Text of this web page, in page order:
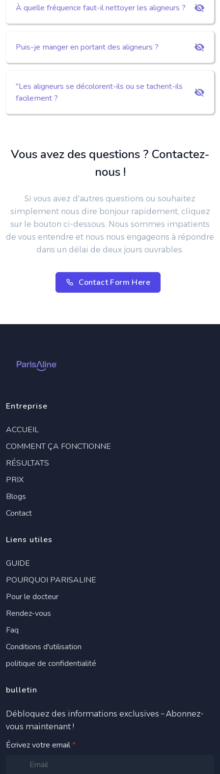
À quelle fréquence faut-il nettoyer les aligneurs ?
Puis-je manger en portant des aligneurs ?
"Les aligneurs se décolorent-ils ou se tachent-ils
facilement ?
Vous avez des questions ? Contactez-
nous !
Si vous avez d'autres questions ou souhaitez
simplement nous dire bonjour rapidement, cliquez
sur le bouton ci-dessous. Nous sommes impatients
de vous entendre et nous nous engageons à répondre
dans un délai de deux jours ouvrables.
Contact Form Here
Entreprise
ACCUEIL
COMMENT ÇA FONCTIONNE
RÉSULTATS
PRIX
Blogs
Contact
Liens utiles
GUIDE
POURQUOI PARISALINE
Pour le docteur
Rendez-vous
Faq
Conditions d'utilisation
politique de confidentialité
bulletin
Débloquez des informations exclusives – Abonnez-
vous maintenant !
Écrivez votre email*